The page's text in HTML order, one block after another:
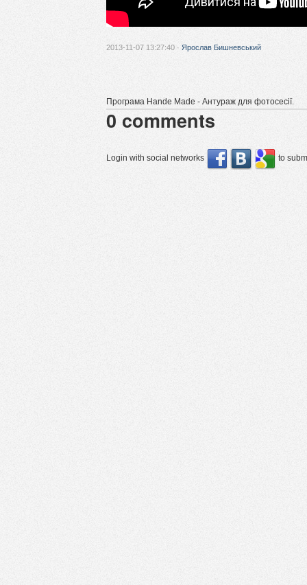
2013-11-07 13:27:40 · Ярослав Бишневський
Програма Hande Made - Антураж для фотосесії.
0 comments
Login with social networks to